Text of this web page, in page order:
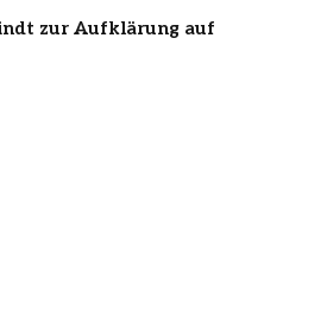
zur Aufklärung auf